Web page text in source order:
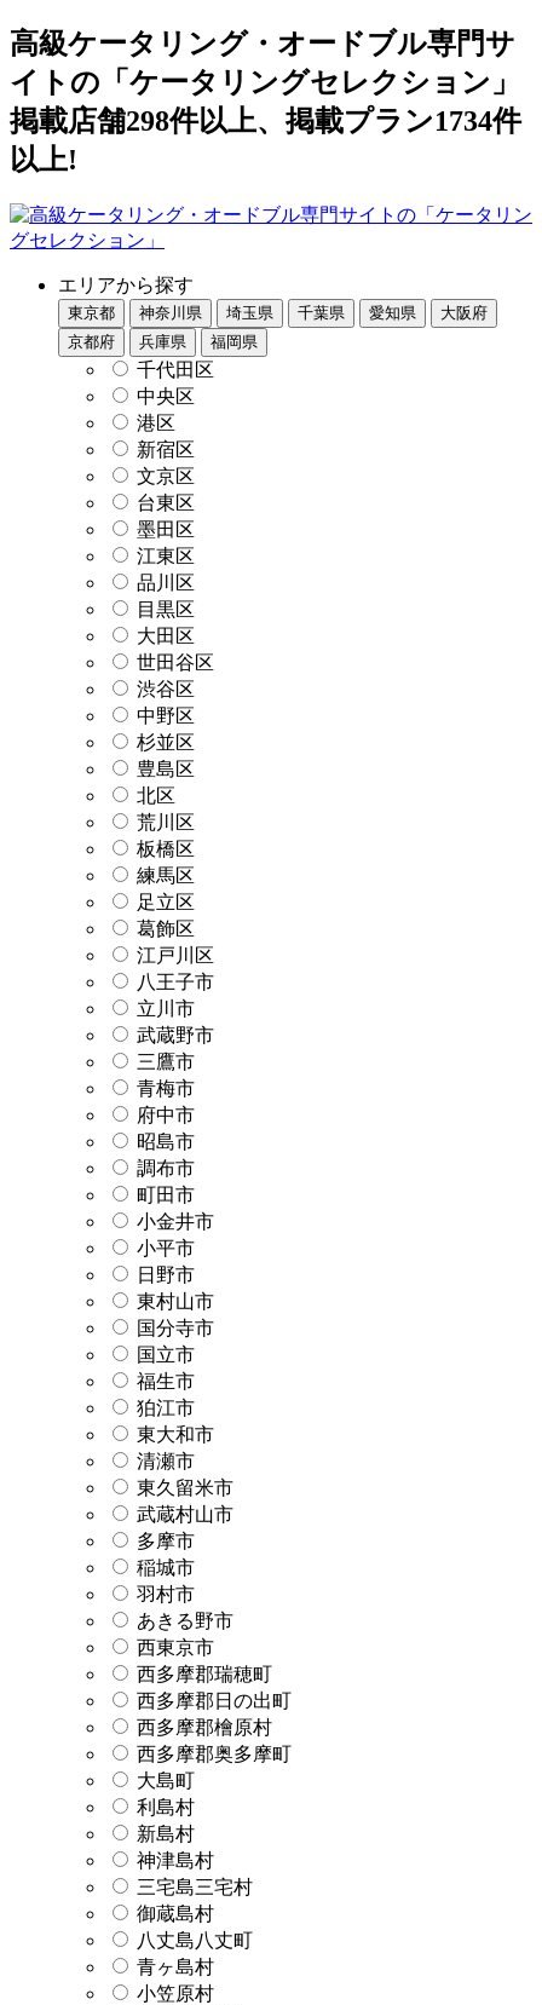
高級ケータリング・オードブル専門サ
イトの「ケータリングセレクション」
掲載店舗298件以上、掲載プラン1734件
以上!
エリアから探す
東京都 神奈川県 埼玉県 千葉県 愛知県
大阪府
京都府
兵庫県 福岡県
千代田区
中央区
港区
新宿区
文京区
台東区
墨田区
江東区
品川区
目黒区
大田区
世田谷区
渋谷区
中野区
杉並区
豊島区
北区
荒川区
板橋区
練馬区
足立区
葛飾区
江戸川区
八王子市
立川市
武蔵野市
三鷹市
青梅市
府中市
昭島市
調布市
町田市
小金井市
小平市
日野市
東村山市
国分寺市
国立市
福生市
狛江市
東大和市
清瀬市
東久留米市
武蔵村山市
多摩市
稲城市
羽村市
あきる野市
西東京市
西多摩郡瑞穂町
西多摩郡日の出町
西多摩郡檜原村
西多摩郡奥多摩町
大島町
利島村
新島村
神津島村
三宅島三宅村
御蔵島村
八丈島八丈町
青ヶ島村
小笠原村